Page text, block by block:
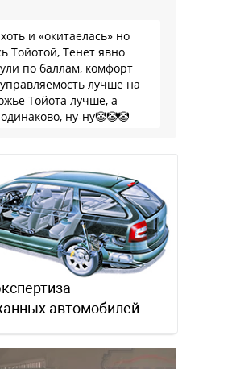
и «окитаелась» но
Тойотой, Тенет явно
по баллам, комфорт
лучше на
Тойота лучше, а
ну-ну🤡🤡🤡
автомобилей